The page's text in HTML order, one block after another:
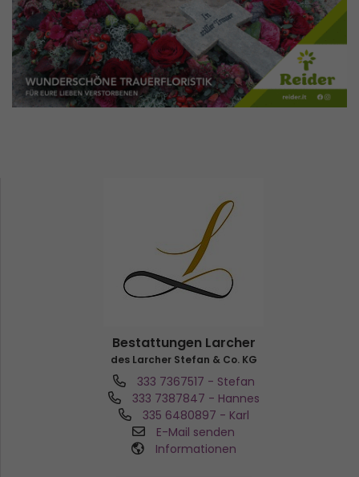
Bestattungen Larcher
des Larcher Stefan & Co. KG
333 7367517 - Stefan
333 7387847 - Hannes
335 6480897 - Karl
E-Mail senden
Informationen